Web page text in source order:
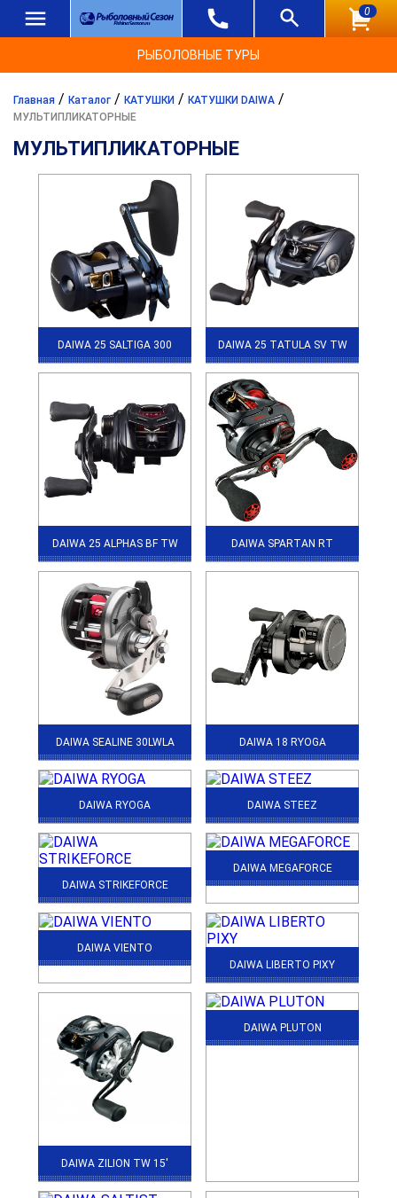
0
РЫБОЛОВНЫЕ ТУРЫ
Главная / Каталог / КАТУШКИ / КАТУШКИ DAIWA /
МУЛЬТИПЛИКАТОРНЫЕ
МУЛЬТИПЛИКАТОРНЫЕ
DAIWA 25 SALTIGA 300 DAIWA 25 TATULA SV TW
DAIWA 25 ALPHAS BF TW DAIWA SPARTAN RT
DAIWA SEALINE 30LWLA DAIWA 18 RYOGA
DAIWA RYOGA DAIWA STEEZ
DAIWA STRIKEFORCE
DAIWA MEGAFORCE
DAIWA VIENTO
DAIWA LIBERTO PIXY
DAIWA ZILION TW 15'
DAIWA PLUTON